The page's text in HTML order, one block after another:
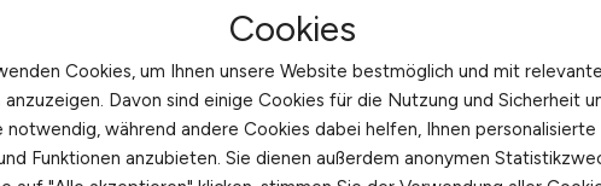
Fortum Batterie Recycling GmbH
heute Kirchardt
Cookies
Cookies, um Ihnen unsere Website bestmöglich und mit
anzuzeigen. Davon sind einige Cookies für die Nutzung und Sicherheit
notwendig, während andere Cookies dabei helfen, Ihnen personalisierte
Funktionen anzubieten. Sie dienen außerdem anonymen